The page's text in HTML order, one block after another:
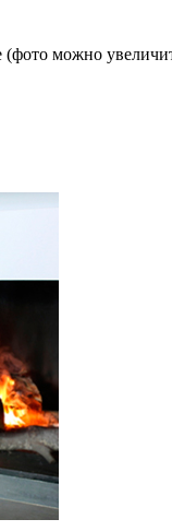
можно